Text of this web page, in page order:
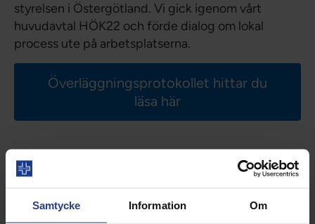
Samtycke Information Om
styrelsen i Östergötland. Vi gick igenom vårt
huvudavtal HÖK22 och förde dialog om lokal
process ute på arbetsplatserna.
Överläggningsprotokollet hittar du
läsa här
Några viktiga delar:
Dialog ska föras mellan lokal chef och lokal
förtroendevald utifrån